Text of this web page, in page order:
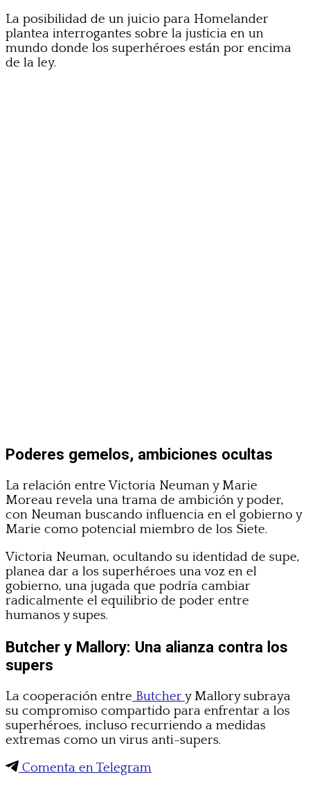
La posibilidad de un juicio para Homelander
plantea interrogantes sobre la justicia en un
mundo donde los superhéroes están por encima
de la ley.
Poderes gemelos, ambiciones ocultas
La relación entre Victoria Neuman y Marie
Moreau revela una trama de ambición y poder,
con Neuman buscando influencia en el gobierno y
Marie como potencial miembro de los Siete.
Victoria Neuman, ocultando su identidad de supe,
planea dar a los superhéroes una voz en el
gobierno, una jugada que podría cambiar
radicalmente el equilibrio de poder entre
humanos y supes.
Butcher y Mallory: Una alianza contra los
supers
La cooperación entre Butcher y Mallory subraya
su compromiso compartido para enfrentar a los
superhéroes, incluso recurriendo a medidas
extremas como un virus anti-supers.
Comenta en Telegram